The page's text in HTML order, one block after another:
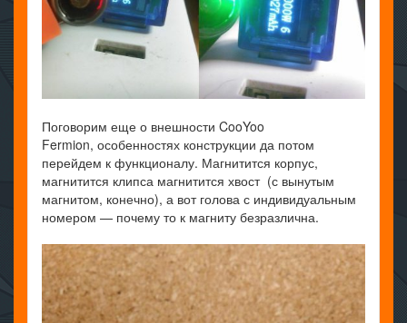
Поговорим еще о внешности CooYoo
Fermion, особенностях конструкции да потом
перейдем к функционалу. Магнитится корпус,
магнитится клипса магнитится хвост (с вынутым
магнитом, конечно), а вот голова с индивидуальным
номером — почему то к магниту безразлична.